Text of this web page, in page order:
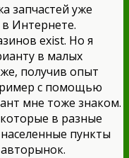
запчастей уже
Интернете.
exist. Но я
в малых
получив опыт
с помощью
мне тоже знаком.
в разные
пункты